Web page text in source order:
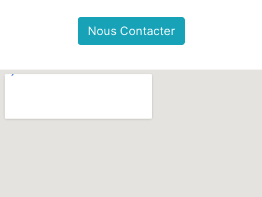
Nous Contacter